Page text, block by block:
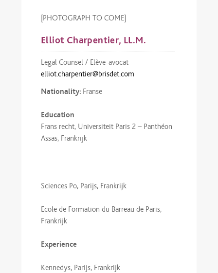
[PHOTOGRAPH TO COME]
Elliot Charpentier, LL.M.
Legal Counsel / Elève-avocat
elliot.charpentier@brisdet.com
Nationality: Franse
Education
Frans recht, Universiteit Paris 2 – Panthéon
Assas, Frankrijk
Sciences Po, Parijs, Frankrijk
Ecole de Formation du Barreau de Paris,
Frankrijk
Experience
Kennedys, Parijs, Frankrijk